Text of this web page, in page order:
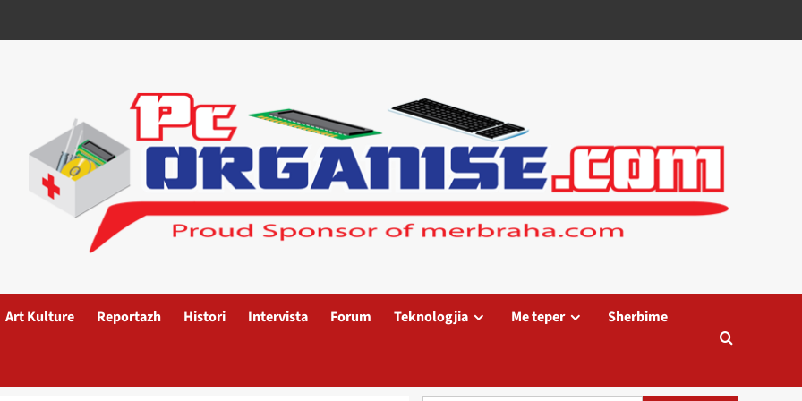
Art Kulture Reportazh Histori Intervista Forum Teknologjia Me teper Sherbime